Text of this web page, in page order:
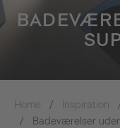
Home Inspiration
Badeværelser